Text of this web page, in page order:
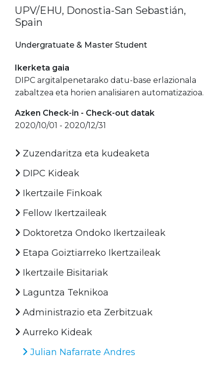
UPV/EHU, Donostia-San Sebastián,
Spain
Undergratuate & Master Student
Ikerketa gaia
DIPC argitalpenetarako datu-base erlazionala
zabaltzea eta horien analisiaren automatizazioa.
Azken Check-in - Check-out datak
2020/10/01 - 2020/12/31
Zuzendaritza eta kudeaketa
DIPC Kideak
Ikertzaile Finkoak
Fellow Ikertzaileak
Doktoretza Ondoko Ikertzaileak
Etapa Goiztiarreko Ikertzaileak
Ikertzaile Bisitariak
Laguntza Teknikoa
Administrazio eta Zerbitzuak
Aurreko Kideak
Julian Nafarrate Andres